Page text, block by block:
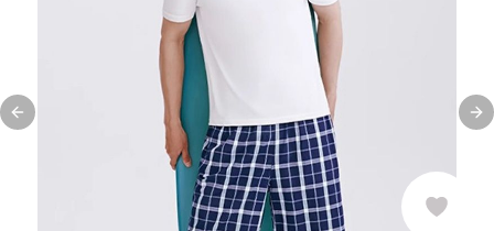
Previous slide